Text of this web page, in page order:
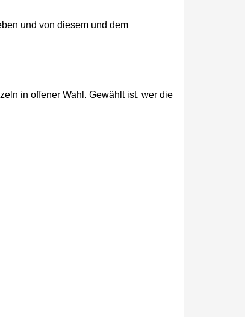
und von diesem und dem
in offener Wahl. Gewählt ist, wer die